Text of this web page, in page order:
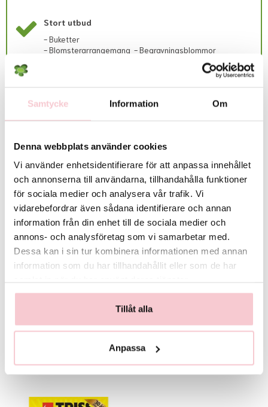
Samtycke Information Om
Denna webbplats använder cookies
Vi använder enhetsidentifierare för att anpassa innehållet
och annonserna till användarna, tillhandahålla funktioner
för sociala medier och analysera vår trafik. Vi
vidarebefordrar även sådana identifierare och annan
information från din enhet till de sociala medier och
annons- och analysföretag som vi samarbetar med.
Dessa kan i sin tur kombinera informationen med annan
information som du har tillhandahållit eller som de har
Tillåt alla
Anpassa
garanteras i dessa fall, utan endast värdet.
Om leveransen inte kan utföras alls så kommer kundtjänst att meddela
detta via mejl samt återbetala kostnaden till beställaren.
Vänligen observera att begravningsblommor endast levereras INRIKES,
d.v.s. ej till andra länder än Sverige.
Det exakta antalet blommor i buketten samt deras färgton kan variera
möjligt så kontaktas du innan leverans.
För fullständiga villkor, se:https://www.flowerhouse.se/info/villkor/
Stort utbud
- Buketter
- Blomsterarrangemang - Begravningsblommor
Rekommenderade tillbehör till denna produkt
125 kr 99 kr